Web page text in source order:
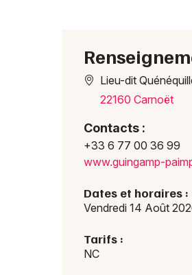
Lieu-dit
22160 Carnoët
Contacts :
+33 6 77 00 36 99
www.guingamp-pa
Dates et horaires :
Vendredi 14 Août
Tarifs :
NC